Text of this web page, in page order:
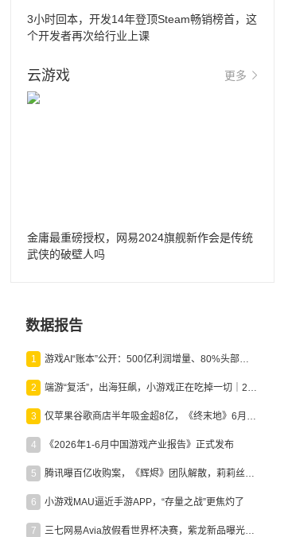
3小时回本，开发14年登顶Steam畅销榜首，这
个开发者再次给行业上课
云游戏 更多
金庸最重磅授权，网易2024旗舰新作会是传统
武侠的破壁人吗
数据报告
1 游戏AI“账本”公开：500亿利润增量、80%头部入局，谁在闷声发财？
2 端游“复活”，出海狂飙，小游戏正在吃掉一切｜2026上半年产业报告
3 仅苹果谷歌商店半年吸金超8亿，《终末地》6月份收入显著回暖
4 《2026年1-6月中国游戏产业报告》正式发布
5 腾讯曝百亿收购案，《辉烬》团队解散，莉莉丝新作曝光｜陀螺周报
6 小游戏MAU逼近手游APP，“存量之战”更焦灼了
7 三七网易Avia放假看世界杯决赛，紫龙新品曝光，米哈游新作上线 | 陀螺周报